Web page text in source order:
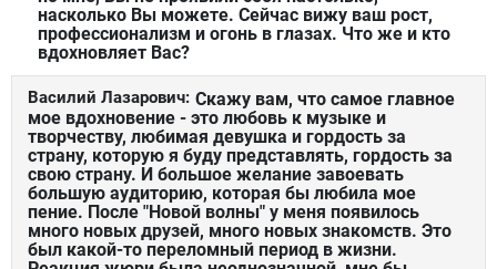
насколько Вы можете. Сейчас вижу ваш рост,
профессионализм и огонь в глазах. Что же и кто
вдохновляет Вас?
Василий Лазарович: Скажу вам, что самое главное
мое вдохновение - это любовь к музыке и
творчеству, любимая девушка и гордость за
страну, которую я буду представлять, гордость за
свою страну. И большое желание завоевать
большую аудиторию, которая бы любила мое
пение. После "Новой волны" у меня появилось
много новых друзей, много новых знакомств. Это
был какой-то переломный период в жизни.